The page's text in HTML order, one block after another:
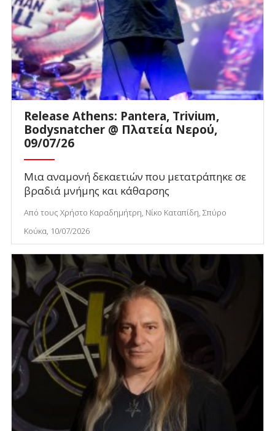
Release Athens: Pantera, Trivium,
Bodysnatcher @ Πλατεία Νερού,
09/07/26
Μια αναμονή δεκαετιών που μετατράπηκε σε
βραδιά μνήμης και κάθαρσης
Από τους Χρήστο Καραδημήτρη, Νίκο Καταπίδη, Σπύρο
Κούκα, 10/07/2026